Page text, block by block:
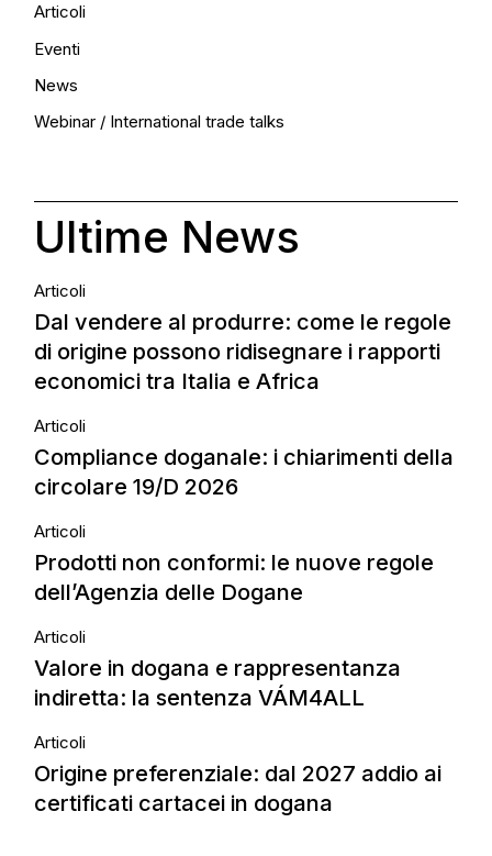
Articoli
Eventi
News
Webinar / International trade talks
Ultime News
Articoli
Dal vendere al produrre: come le regole
di origine possono ridisegnare i rapporti
economici tra Italia e Africa
Articoli
Compliance doganale: i chiarimenti della
circolare 19/D 2026
Articoli
Prodotti non conformi: le nuove regole
dell’Agenzia delle Dogane
Articoli
Valore in dogana e rappresentanza
indiretta: la sentenza VÁM4ALL
Articoli
Origine preferenziale: dal 2027 addio ai
certificati cartacei in dogana